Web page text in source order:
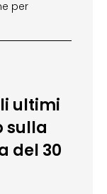
per
ultimi
sulla
del 30